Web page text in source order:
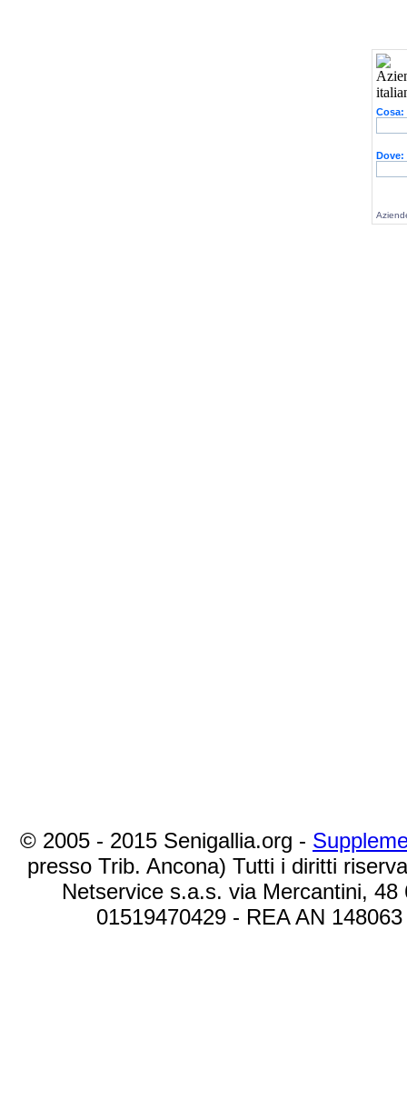
Cosa:
Dove:
© 2005 - 2015 Senigallia.org -
presso Trib. Ancona) Tutti i diritti
Netservice s.a.s. via Mercantini,
01519470429 - REA AN